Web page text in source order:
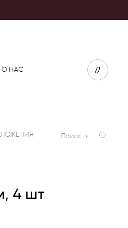
О НАС 0
4 шт